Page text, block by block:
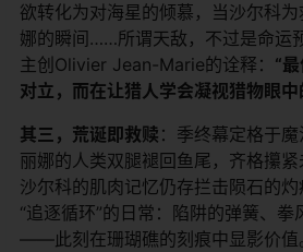
欲转化为对海星的倾慕，当沙尔科
娜的瞬间……所谓天敌，不过是命运
主创Olivier Jean-Marie的诠释：​ ​“
对立，而在让猎人学会凝视猎物眼中
​其三，荒诞即救赎​ ：季终幕定格于
丽娜的人类双腿褪回鱼尾，齐格攥紧
沙尔科的肌肉记忆仍存拦击陨石的
“追逐循环”的日常：陷阱的弹簧、
——此刻在珊瑚礁的刻痕中显影价值